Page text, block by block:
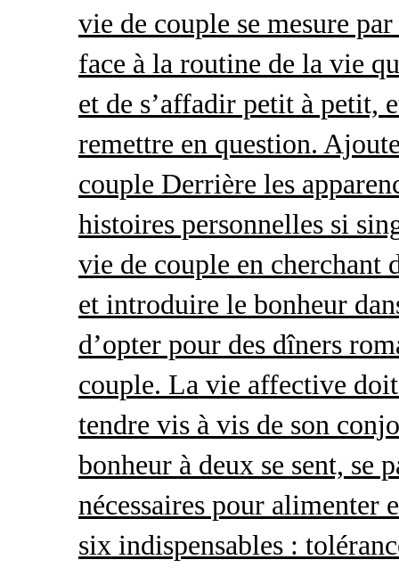
vie de couple se mesure
face à la routine de la vie
et de s’affadir petit à petit,
remettre en question.
couple Derrière les
histoires personnelles si
vie de couple en cherchant
et introduire le bonheur
d’opter pour des dîners
couple. La vie affective
tendre vis à vis de son
bonheur à deux se sent, se
nécessaires pour alimenter
six indispensables :